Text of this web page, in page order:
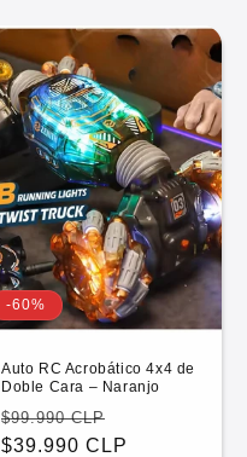
-60%
Auto RC Acrobático 4x4 de
Doble Cara – Naranjo
Precio
habitual
$99.990 CLP
de
$39.990 CLP